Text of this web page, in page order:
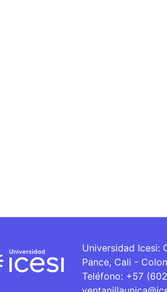
Universidad Icesi:
Pance, Cali -
Teléfono: +57